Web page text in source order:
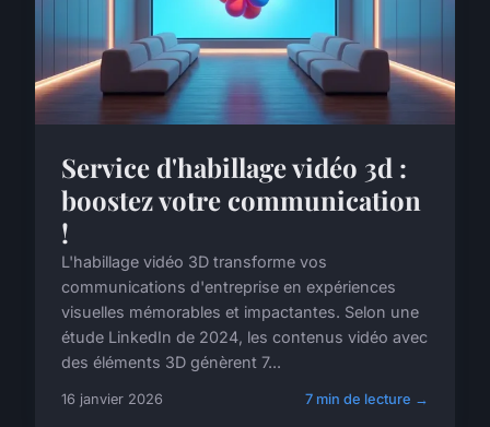
Service d'habillage vidéo 3d :
boostez votre communication
!
L'habillage vidéo 3D transforme vos
communications d'entreprise en expériences
visuelles mémorables et impactantes. Selon une
étude LinkedIn de 2024, les contenus vidéo avec
des éléments 3D génèrent 7...
16 janvier 2026 7 min de lecture →